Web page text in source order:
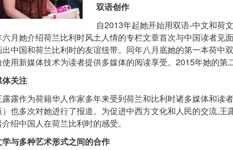
双语创作
自2013年起她开始用双语-中文和荷
六月她介绍荷兰比利时风土人情的专栏文章首次与中国读者见
出中国和荷兰比利时的友谊纽带。同年八月底她的第一本荷中
用新媒体技术为读者提供多媒体的阅读享受。2015年她的第
体关注
露露作为荷籍华人作家多年来受到荷兰和比利时诸多媒体和读
）也多次对她进行了报道。为促进中西方文化和人民的交流,
绍中国人在荷兰比利时的感受。
学与多种艺术形式之间的合作